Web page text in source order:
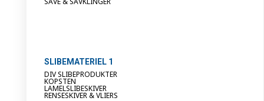
SLIBEMATERIEL 1
DIV SLIBEPRODUKTER
KOPSTEN
LAMELSLIBESKIVER
RENSESKIVER & VLIERS